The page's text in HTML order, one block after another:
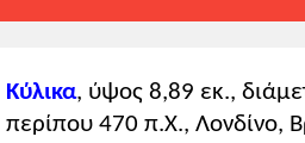
Κύλικα, ύψος 8,89 εκ.,
περίπου 470 π.Χ., Λονδίνο,